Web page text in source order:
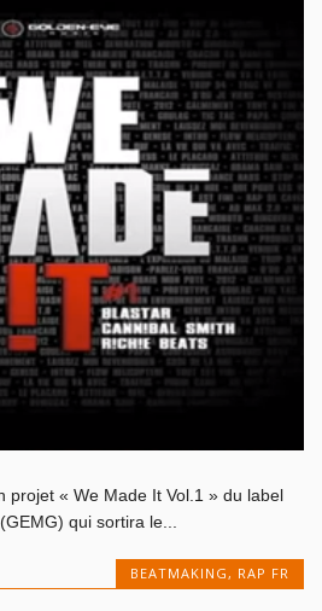
projet « We Made It Vol.1 » du label
qui sortira le...
BEATMAKING, RAP FR